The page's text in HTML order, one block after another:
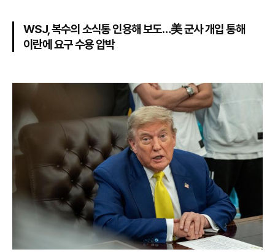
WSJ, 복수의 소식통 인용해 보도…美 군사 개입 통해
이란에 요구 수용 압박